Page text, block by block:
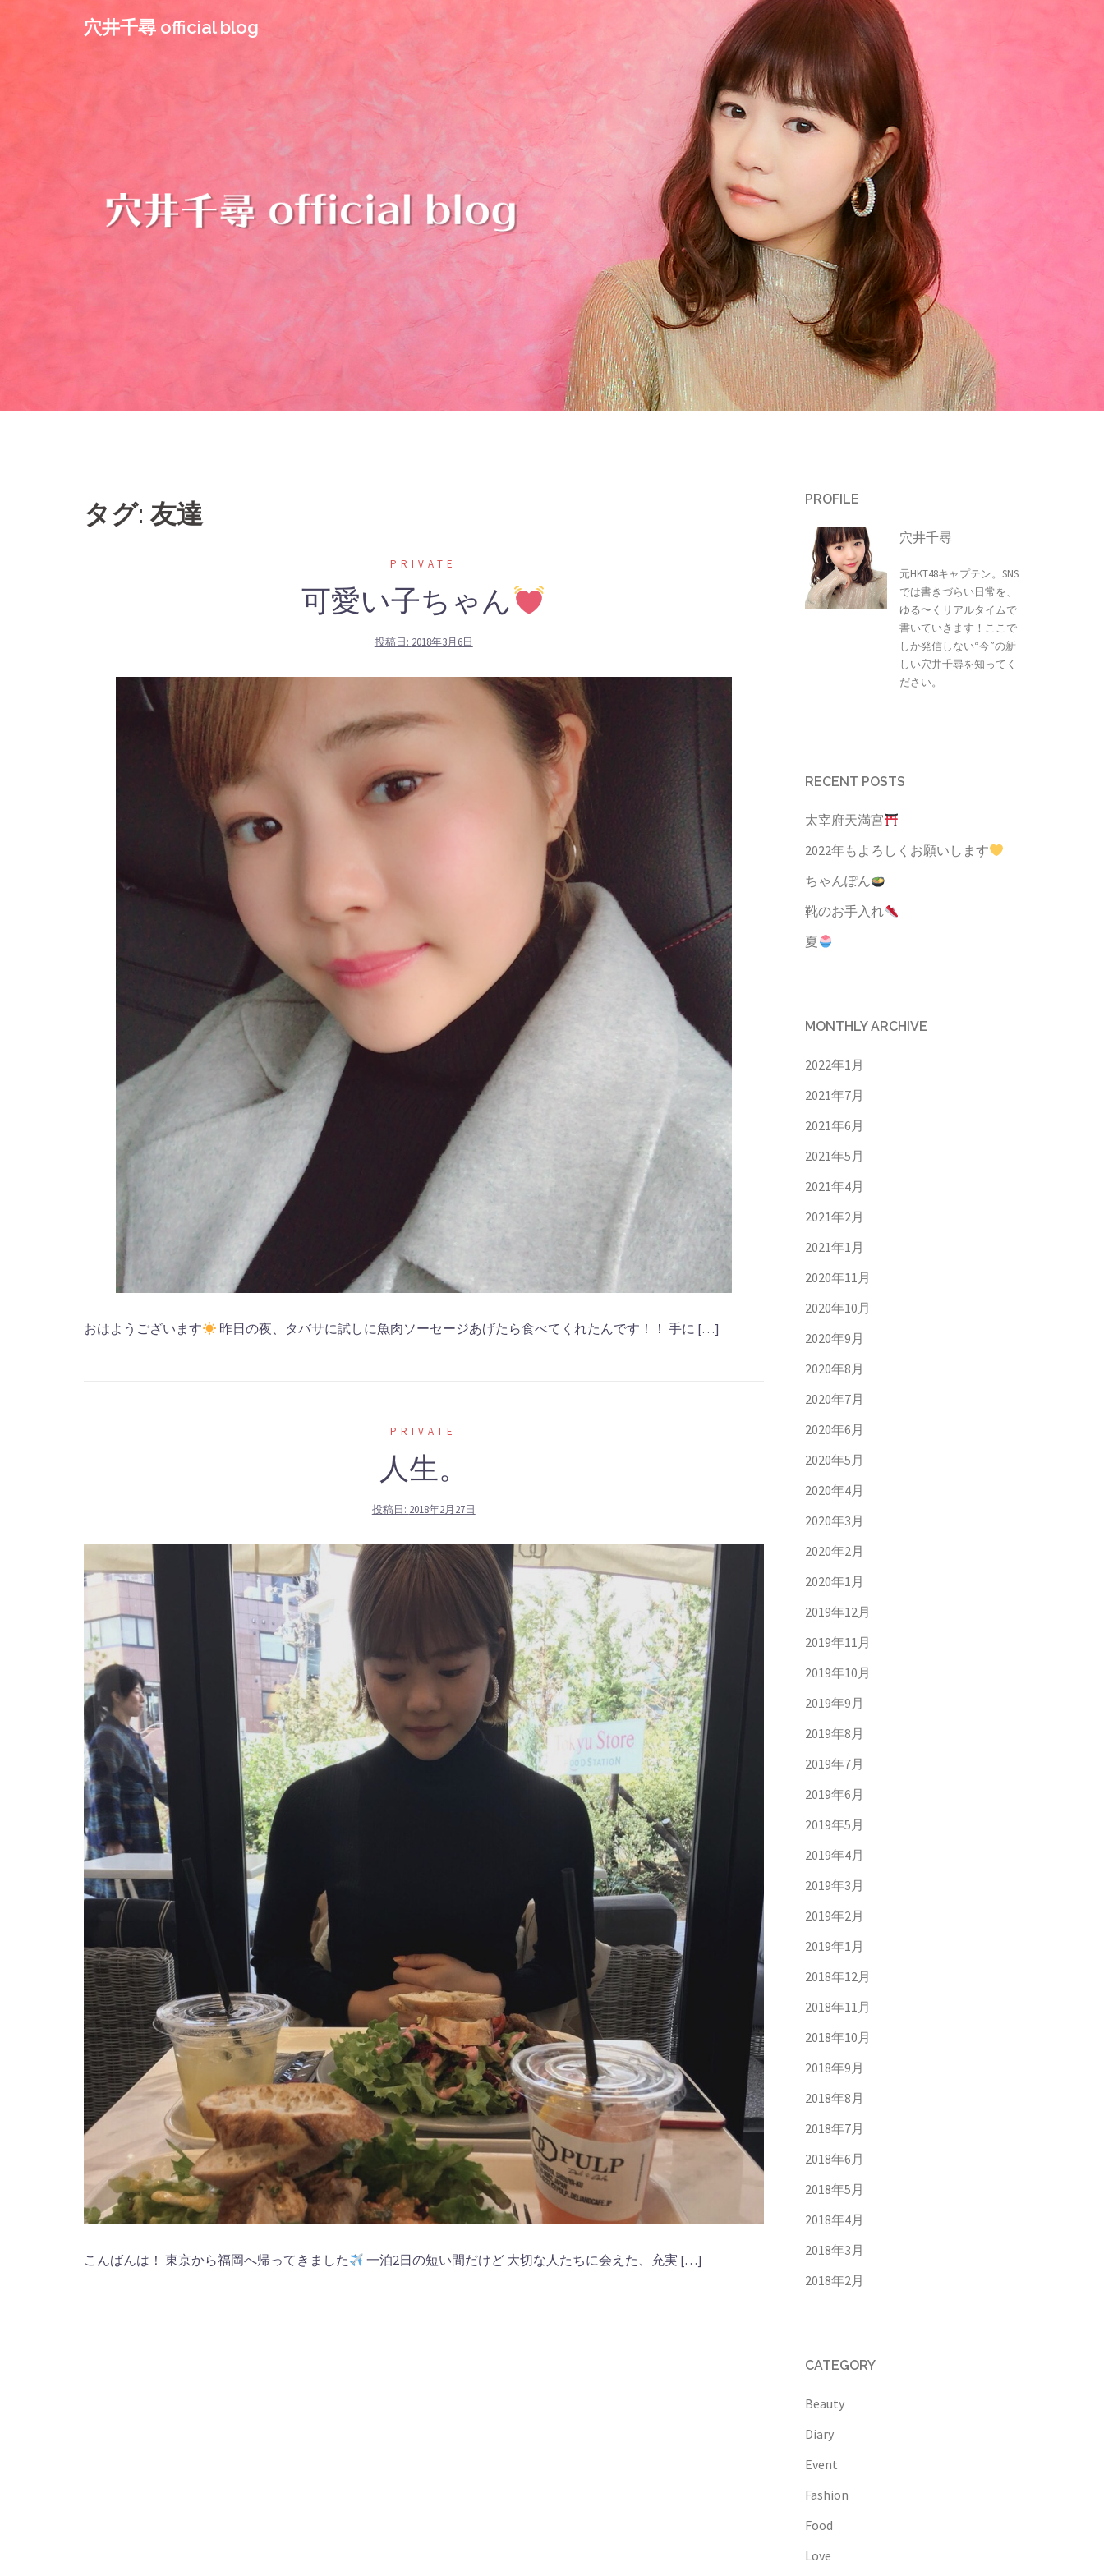
穴井千尋 official blog
タグ: 友達
PRIVATE
可愛い子ちゃん
投稿日: 2018年3月6日
おはようございます 昨日の夜、タバサに試しに魚肉ソーセージあげたら食べてくれたんです！！ 手に […]
PRIVATE
人生。
投稿日: 2018年2月27日
こんばんは！ 東京から福岡へ帰ってきました 一泊2日の短い間だけど 大切な人たちに会えた、充実 […]
PROFILE
穴井千尋
元HKT48キャプテン。SNS
では書きづらい日常を、
ゆる〜くリアルタイムで
書いていきます！ここで
しか発信しない“今”の新
しい穴井千尋を知ってく
ださい。
RECENT POSTS
太宰府天満宮
2022年もよろしくお願いします
ちゃんぽん
靴のお手入れ
夏
MONTHLY ARCHIVE
2022年1月
2021年7月
2021年6月
2021年5月
2021年4月
2021年2月
2021年1月
2020年11月
2020年10月
2020年9月
2020年8月
2020年7月
2020年6月
2020年5月
2020年4月
2020年3月
2020年2月
2020年1月
2019年12月
2019年11月
2019年10月
2019年9月
2019年8月
2019年7月
2019年6月
2019年5月
2019年4月
2019年3月
2019年2月
2019年1月
2018年12月
2018年11月
2018年10月
2018年9月
2018年8月
2018年7月
2018年6月
2018年5月
2018年4月
2018年3月
2018年2月
CATEGORY
Beauty
Diary
Event
Fashion
Food
Love